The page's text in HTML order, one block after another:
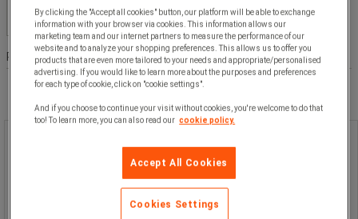
och
2 000 kr
(1)
kr - kr
Produktlista
Produkter:( 1 - 1 )
Lås mekaniskt 2200 FPE - Dom
By clicking the "Accept all cookies" button, our platform will be able to exchange
information with your browser via cookies. This information allows our
marketing team and our internet partners to measure the performance of our
website and to analyze your shopping preferences. This allows us to offer you
products that are even more tailored to your needs and appropriate/personalised
advertising. If you would like to learn more about the purposes and preferences
for each type of cookie, click on "cookie settings".
And if you choose to continue your visit without cookies, you're welcome to do that
too! To learn more, you can also read our cookie policy.
Accept All Cookies
Cookies Settings